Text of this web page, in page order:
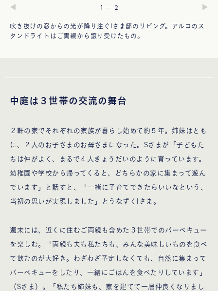
1 — 2
吹き抜けの窓からの光が降り注ぐIさま邸のリビング。アルコのス
タンドライトはご両親から譲り受けたもの。
中庭は３世帯の交流の舞台
２軒の家でそれぞれの家族が暮らし始めて約５年。姉妹はとも
に、２人のお子さまのお母さまになった。Sさまが「子どもた
ちは仲がよく、まるで４人きょうだいのように育っています。
幼稚園や学校から帰ってくると、どちらかの家に集まって遊ん
でいます」と話すと、「一緒に子育てできたらいいなという、
当初の思いが実現しました」とうなずくIさま。
週末には、近くに住むご両親も含めた３世帯でのバーベキュー
を楽しむ。「両親も夫も私たちも、みんな美味しいものを食べ
て飲むのが大好き。わざわざ予定しなくても、自然に集まって
バーベキューをしたり、一緒にごはんを食べたりしています」
（Sさま）。「私たち姉妹も、家を建てて一層仲良くなりまし